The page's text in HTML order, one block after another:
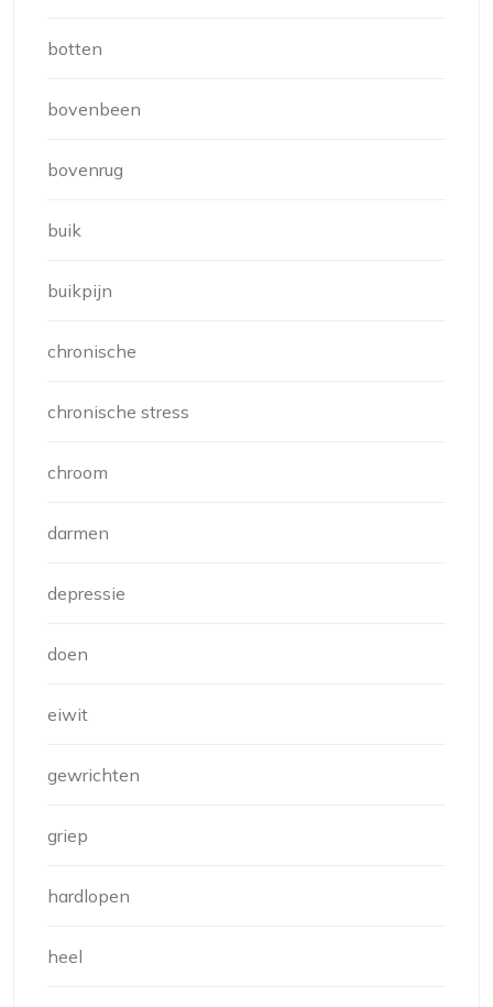
botten
bovenbeen
bovenrug
buik
buikpijn
chronische
chronische stress
chroom
darmen
depressie
doen
eiwit
gewrichten
griep
hardlopen
heel